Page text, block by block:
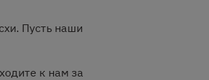
Пусть наши
к нам за